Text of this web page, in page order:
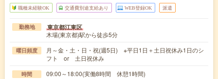
職種未経験OK 交通費別途支給あり WEB登録OK 派遣
勤務地 東京都江東区
木場(東京都)駅から徒歩5分
曜日頻度
月～金・土・日・祝(週5日) ※平日1日＋土日祝休み1日のシ
フト or 土日祝休み
時間 09:00～18:00(実働8時間 休憩1時間)